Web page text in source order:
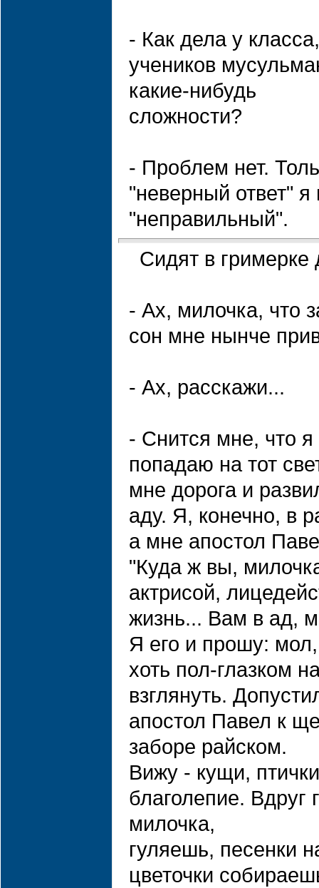
- Как дела у
учеников
какие-нибудь
сложности?
- Проблем нет.
"неверный ответ" я
"неправильный".
Сидят в гримерке
- Ах, милочка, что
сон мне нынче
- Ах, расскажи...
- Снится мне, что я
попадаю на тот
мне дорога и
аду. Я, конечно, в
а мне апостол
"Куда ж вы,
актрисой,
жизнь... Вам в ад,
Я его и прошу: мол,
хоть пол-глазком
взглянуть.
апостол Павел к
заборе райском.
Вижу - кущи,
благолепие. Вдруг
милочка,
гуляешь, песенки
цветочки